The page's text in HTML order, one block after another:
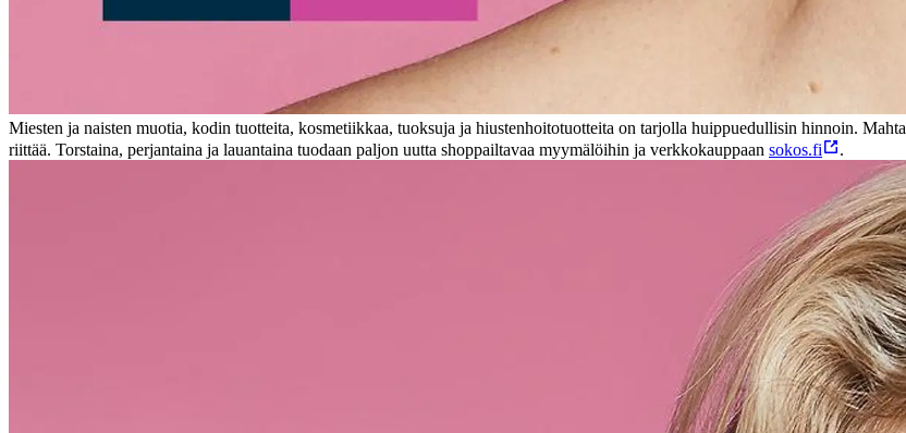
Miesten ja naisten muotia, kodin tuotteita, kosmetiikkaa, tuoksuja ja hiustenhoitotuotteita on tarjolla huippuedullisin hinnoin.
riittää. Torstaina, perjantaina ja lauantaina tuodaan paljon uutta shoppailtavaa myymälöihin ja verkkokauppaan sokos.fi .